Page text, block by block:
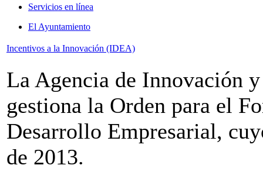
Servicios en línea
El Ayuntamiento
Incentivos a la Innovación (IDEA)
La Agencia de Innovación
gestiona la Orden para el
Desarrollo Empresarial,
de 2013.